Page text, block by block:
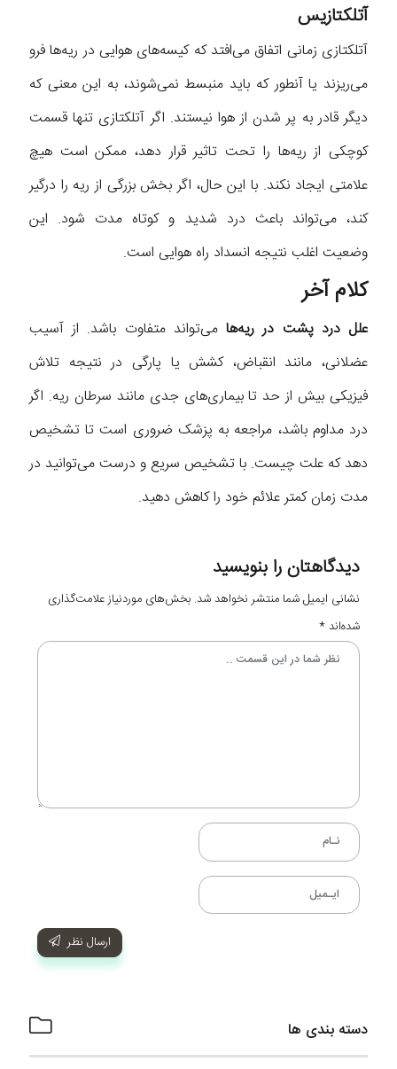
آتلکتازیس
آتلکتازی زمانی اتفاق می‌افتد که کیسه‌های هوایی در ریه‌ها فرو
می‌ریزند یا آنطور که باید منبسط نمی‌شوند، به این معنی که
دیگر قادر به پر شدن از هوا نیستند. اگر آتلکتازی تنها قسمت
کوچکی از ریه‌ها را تحت تاثیر قرار دهد، ممکن است هیچ
علامتی ایجاد نکند. با این حال، اگر بخش بزرگی از ریه را درگیر
کند، می‌تواند باعث درد شدید و کوتاه مدت شود. این
وضعیت اغلب نتیجه انسداد راه هوایی است.
کلام آخر
علل درد پشت در ریه‌هامی‌تواند متفاوت باشد. از آسیب
عضلانی، مانند انقباض، کشش یا پارگی در نتیجه تلاش
فیزیکی بیش از حد تا بیماری‌های جدی مانند سرطان ریه. اگر
درد مداوم باشد، مراجعه به پزشک ضروری است تا تشخیص
دهد که علت چیست. با تشخیص سریع و درست می‌توانید در
مدت زمان کمتر علائم خود را کاهش دهید.
دیدگاهتان را بنویسید
نشانی ایمیل شما منتشر نخواهد شد. بخش‌های موردنیاز علامت‌گذاری
شده‌اند*
ارسال نظر
دسته بندی ها